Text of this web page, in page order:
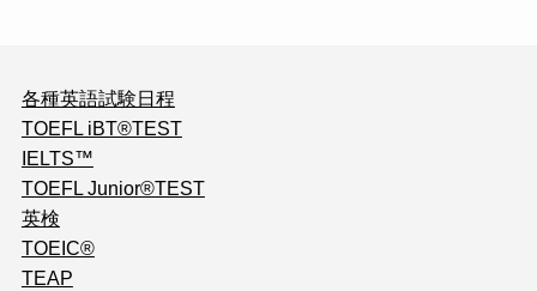
各種英語試験日程
TOEFL iBT®TEST
IELTS™
TOEFL Junior®TEST
英検
TOEIC®
TEAP